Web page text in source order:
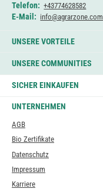
Telefon: +43774628582
E-Mail: info@agrarzone.com
UNSERE VORTEILE
UNSERE COMMUNITIES
SICHER EINKAUFEN
UNTERNEHMEN
AGB
Bio Zertifikate
Datenschutz
Impressum
Karriere